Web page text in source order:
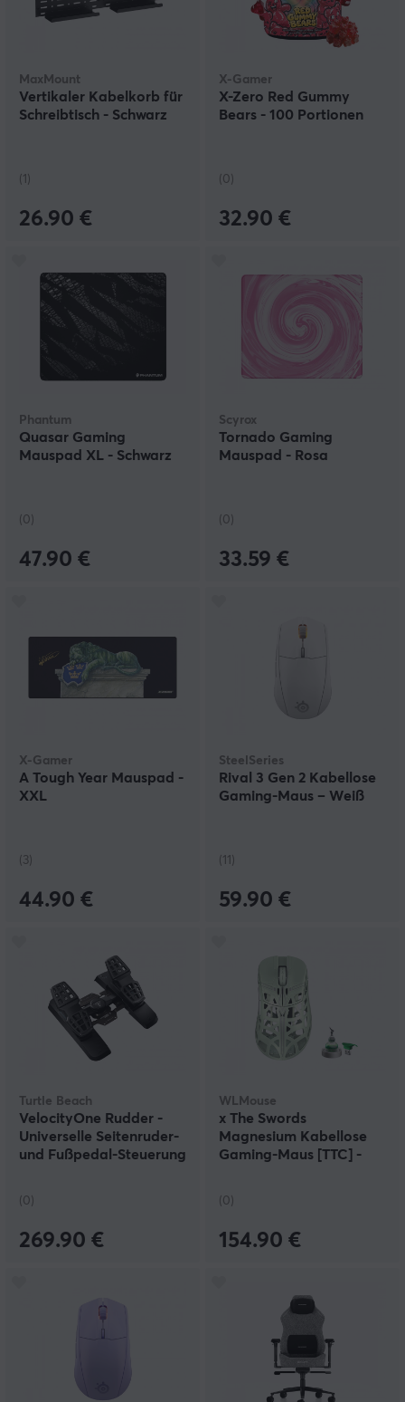
MaxMount
Vertikaler Kabelkorb für
Schreibtisch - Schwarz
(1)
26.90 €
X-Gamer
X-Zero Red Gummy
Bears - 100 Portionen
(0)
32.90 €
Phantum
Quasar Gaming
Mauspad XL - Schwarz
(0)
47.90 €
Scyrox
Tornado Gaming
Mauspad - Rosa
(0)
33.59 €
X-Gamer
A Tough Year Mauspad -
XXL
(3)
44.90 €
SteelSeries
Rival 3 Gen 2 Kabellose
Gaming-Maus – Weiß
(11)
59.90 €
Turtle Beach
VelocityOne Rudder -
Universelle Seitenruder-
und Fußpedal-Steuerung
(0)
269.90 €
WLMouse
x The Swords
Magnesium Kabellose
Gaming-Maus [TTC] -
(0)
154.90 €